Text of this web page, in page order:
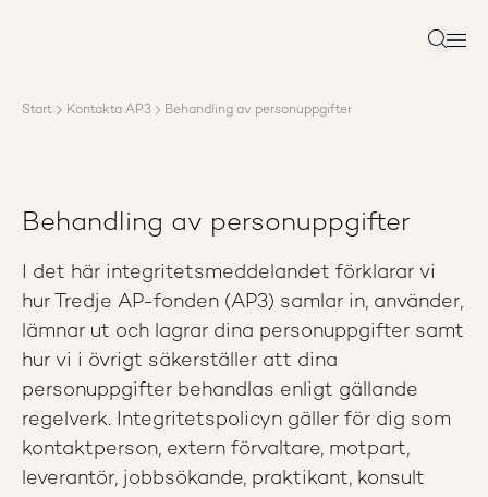
Rapporter
Sök
Start Kontakta AP3 Behandling av personuppgifter
Behandling av personuppgifter
I det här integritetsmeddelandet förklarar vi
hur Tredje AP-fonden (AP3) samlar in, använder,
lämnar ut och lagrar dina personuppgifter samt
hur vi i övrigt säkerställer att dina
personuppgifter behandlas enligt gällande
regelverk. Integritetspolicyn gäller för dig som
kontaktperson, extern förvaltare, motpart,
leverantör, jobbsökande, praktikant, konsult